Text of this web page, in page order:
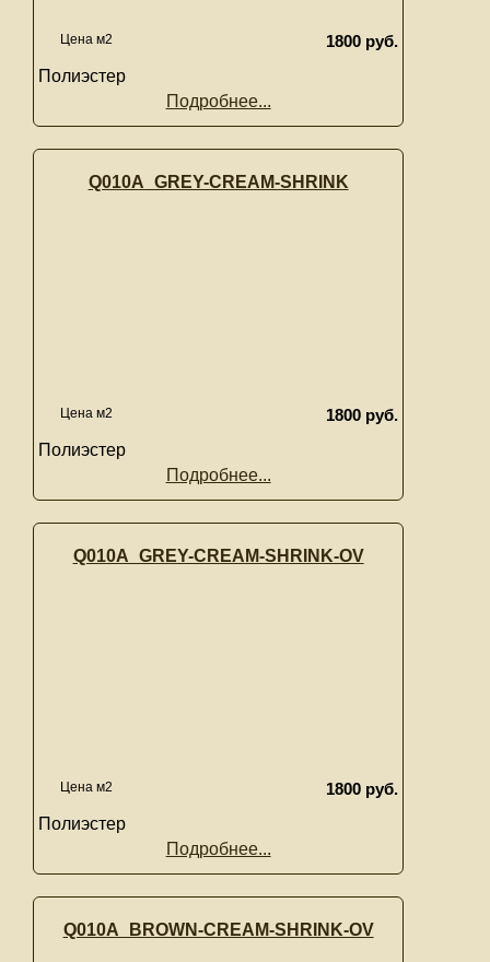
Цена м2
1800 руб.
Полиэстер
Подробнее...
Q010A_GREY-CREAM-SHRINK
Цена м2
1800 руб.
Полиэстер
Подробнее...
Q010A_GREY-CREAM-SHRINK-OV
Цена м2
1800 руб.
Полиэстер
Подробнее...
Q010A_BROWN-CREAM-SHRINK-OV